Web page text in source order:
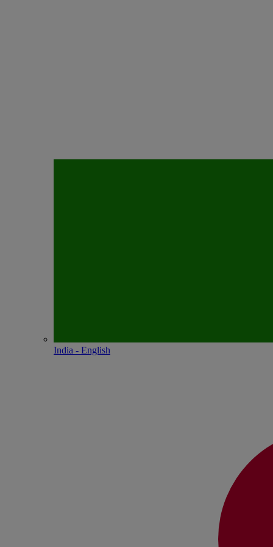
India - English